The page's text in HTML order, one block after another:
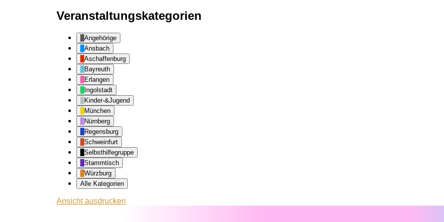
Veranstaltungskategorien
Angehörige
Ansbach
Aschaffenburg
Bayreuth
Erlangen
Ingolstadt
Kinder-&Jugend
München
Nürnberg
Regensburg
Schweinfurt
Selbsthilfegruppe
Stammtisch
Würzburg
Alle Kategorien
Ansichtausdrucken